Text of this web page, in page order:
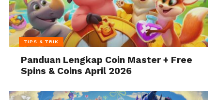
TIPS & TRIK
Panduan Lengkap Coin Master + Free
Spins & Coins April 2026